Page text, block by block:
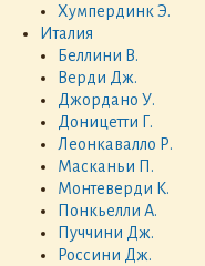
Хумпердинк Э.
Италия
Беллини В.
Верди Дж.
Джордано У.
Доницетти Г.
Леонкавалло Р.
Масканьи П.
Монтеверди К.
Понкьелли А.
Пуччини Дж.
Россини Дж.